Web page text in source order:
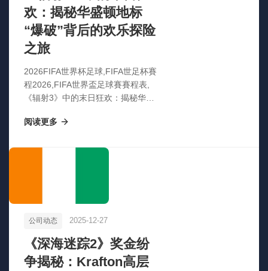
欢：揭秘华盛顿地标
“爆破”背后的欢乐探险
之旅
2026FIFA世界杯足球,FIFA世足杯賽
程2026,FIFA世界盃足球賽賽程表,
《辐射3》中的末日狂欢：揭秘华盛
阅读更多
公司动态 2025-12-27
《深海迷踪2》奖金纷
争揭秘：Krafton高层